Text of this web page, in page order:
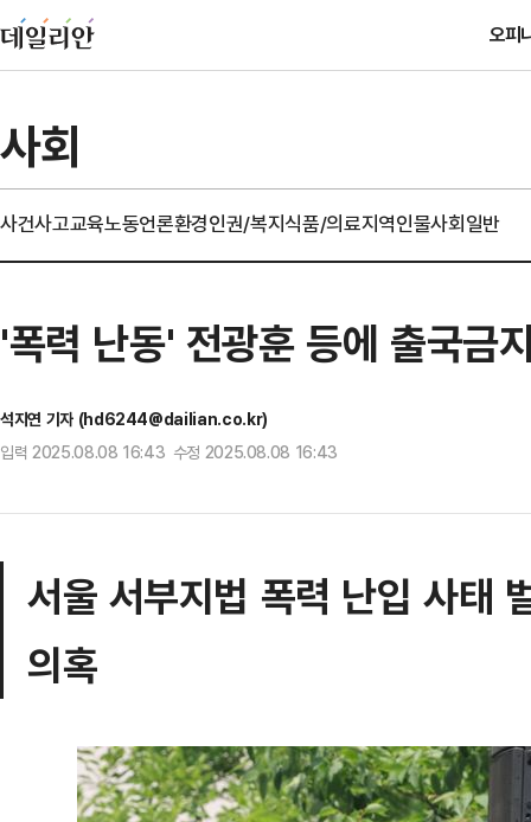
오피
사회
사건사고교육노동언론환경인권/복지식품/의료지역인물사회일반
'폭력 난동' 전광훈 등에 출국금
석지연 기자 (hd6244@dailian.co.kr)
입력 2025.08.08 16:43 수정 2025.08.08 16:43
서울 서부지법 폭력 난입 사태
의혹